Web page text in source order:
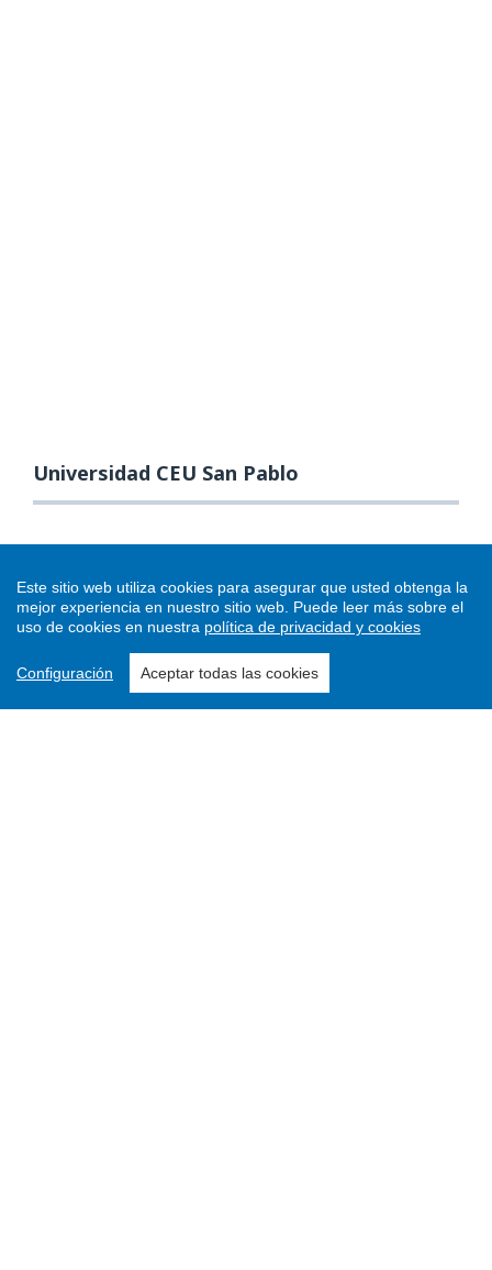
Universidad CEU San Pablo
Este sitio web utiliza cookies para asegurar que usted obtenga la
mejor experiencia en nuestro sitio web. Puede leer más sobre el
uso de cookies en nuestra política de privacidad y cookies
Configuración Aceptar todas las cookies